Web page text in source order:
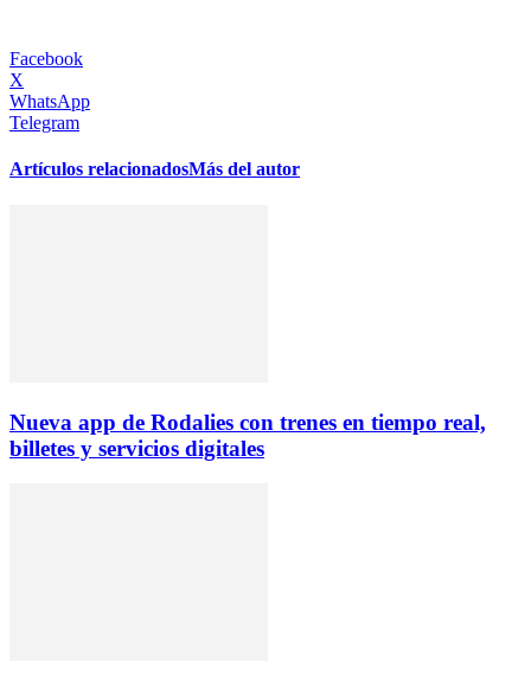
Facebook
X
WhatsApp
Telegram
Artículos relacionadosMás del autor
Nueva app de Rodalies con trenes en tiempo real,
billetes y servicios digitales